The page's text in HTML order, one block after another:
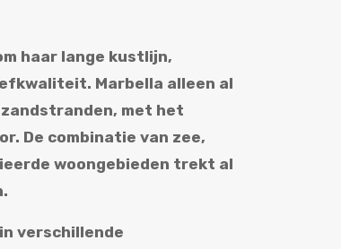
haar lange kustlijn,
Marbella alleen al
met het
De combinatie van zee,
woongebieden trekt al
verschillende